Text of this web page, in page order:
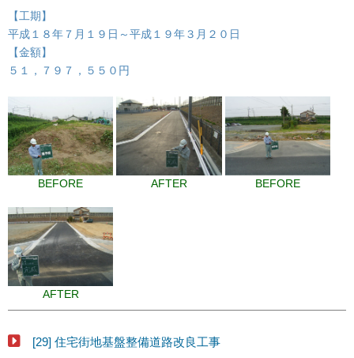
【工期】
平成１８年７月１９日～平成１９年３月２０日
【金額】
５１，７９７，５５０円
BEFORE AFTER BEFORE
AFTER
[29] 住宅街地基盤整備道路改良工事